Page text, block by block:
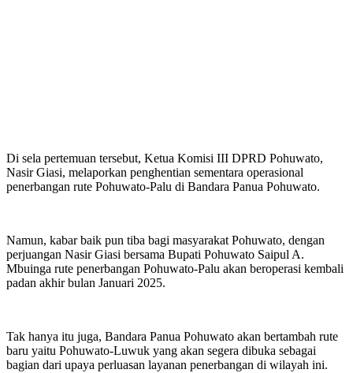
Di sela pertemuan tersebut, Ketua Komisi III DPRD Pohuwato,
Nasir Giasi, melaporkan penghentian sementara operasional
penerbangan rute Pohuwato-Palu di Bandara Panua Pohuwato.
Namun, kabar baik pun tiba bagi masyarakat Pohuwato, dengan
perjuangan Nasir Giasi bersama Bupati Pohuwato Saipul A.
Mbuinga rute penerbangan Pohuwato-Palu akan beroperasi kembali
padan akhir bulan Januari 2025.
Tak hanya itu juga, Bandara Panua Pohuwato akan bertambah rute
baru yaitu Pohuwato-Luwuk yang akan segera dibuka sebagai
bagian dari upaya perluasan layanan penerbangan di wilayah ini.